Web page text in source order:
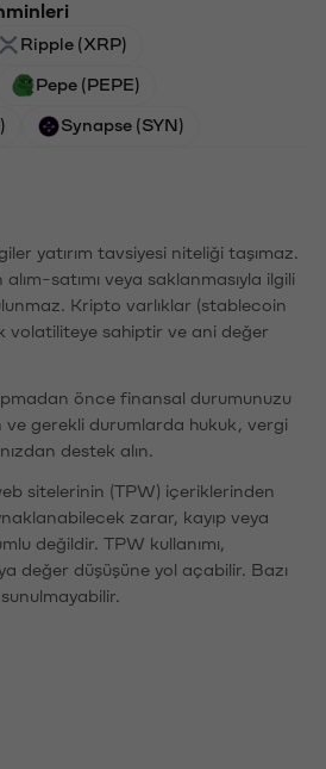
Ripple (XRP)
Pepe (PEPE)
Synapse (SYN)
yatırım tavsiyesi niteliği taşımaz.
satımı veya saklanmasıyla ilgili
Kripto varlıklar (stablecoin
volatiliteye sahiptir ve ani değer
önce finansal durumunuzu
gerekli durumlarda hukuk, vergi
destek alın.
sitelerinin (TPW) içeriklerinden
zarar, kayıp veya
değildir. TPW kullanımı,
değer düşüşüne yol açabilir. Bazı